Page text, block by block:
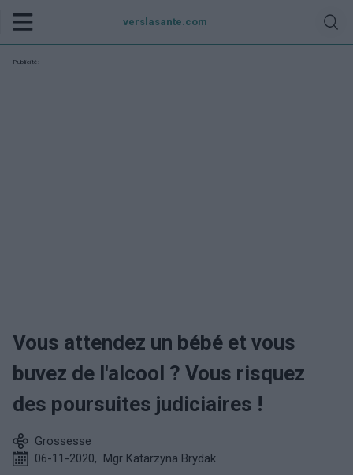
verslasante.com
Publicité:
Vous attendez un bébé et vous
buvez de l'alcool ? Vous risquez
des poursuites judiciaires !
Grossesse
06-11-2020, Mgr Katarzyna Brydak